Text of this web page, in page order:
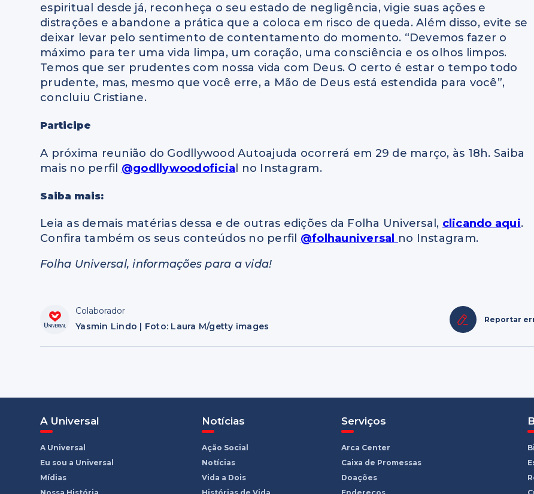
espiritual desde já, reconheça o seu estado de negligência, vigie suas ações e
distrações e abandone a prática que a coloca em risco de queda. Além disso, evite se
deixar levar pelo sentimento de contentamento do momento. “Devemos fazer o
máximo para ter uma vida limpa, um coração, uma consciência e os olhos limpos.
Temos que ser prudentes com nossa vida com Deus. O certo é estar o tempo todo
prudente, mas, mesmo que você erre, a Mão de Deus está estendida para você”,
concluiu Cristiane.
Participe
A próxima reunião do Godllywood Autoajuda ocorrerá em 29 de março, às 18h. Saiba
mais no perfil @godllywoodoficial no Instagram.
Saiba mais:
Leia as demais matérias dessa e de outras edições da Folha Universal, clicando aqui.
Confira também os seus conteúdos no perfil @folhauniversal
no Instagram.
Folha Universal, informações para a vida!
Colaborador
Yasmin Lindo | Foto: Laura M/getty images
Reportar
A Universal
A Universal
Eu sou a Universal
Mídias
Notícias
Ação Social
Notícias
Vida a Dois
Serviços
Arca Center
Caixa de Promessas
Doações